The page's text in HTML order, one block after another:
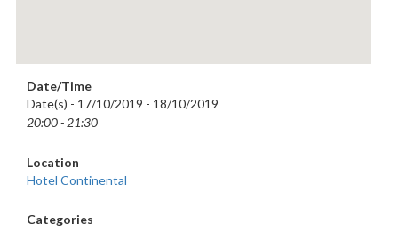
Date/Time
Date(s) - 17/10/2019 - 18/10/2019
20:00 - 21:30
Location
Hotel Continental
Categories